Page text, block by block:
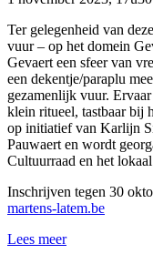
Ter gelegenheid van
vuur – op het domein
Gevaert een sfeer van
een dekentje/paraplu
gezamenlijk vuur.
klein ritueel, tastbaar bij
op initiatief van Karlijn
Pauwaert en wordt
Cultuurraad en het
Inschrijven tegen 30
martens-latem.be
Lees meer